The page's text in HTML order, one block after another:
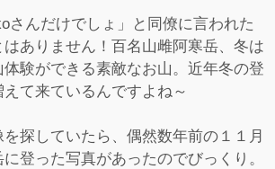
さんだけでしょ」と同僚に言われた
ありません！百名山雌阿寒岳、冬は
験ができる素敵なお山。近年冬の登
て来ているんですよね～
探していたら、偶然数年前の１１月
登った写真があったのでびっくり。